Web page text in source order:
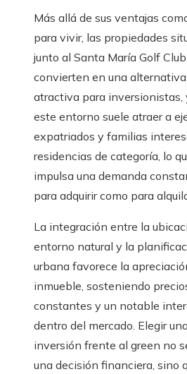
Más allá de sus ventajas
para vivir, las propiedades
junto al Santa María Golf
convierten en una
atractiva para inversionistas,
este entorno suele atraer a
expatriados y familias
residencias de categoría, lo
impulsa una demanda
para adquirir como para
La integración entre la
entorno natural y la
urbana favorece la
inmueble, sosteniendo
constantes y un notable
dentro del mercado. Elegir
inversión frente al green no
una decisión financiera, sino